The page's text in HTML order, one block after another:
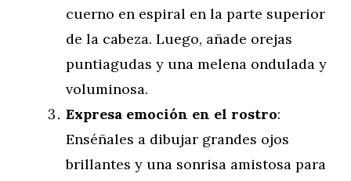
cuerno en espiral en la parte superior
de la cabeza. Luego, añade orejas
puntiagudas y una melena ondulada y
voluminosa.
Expresa emoción en el rostro:
Enséñales a dibujar grandes ojos
brillantes y una sonrisa amistosa para